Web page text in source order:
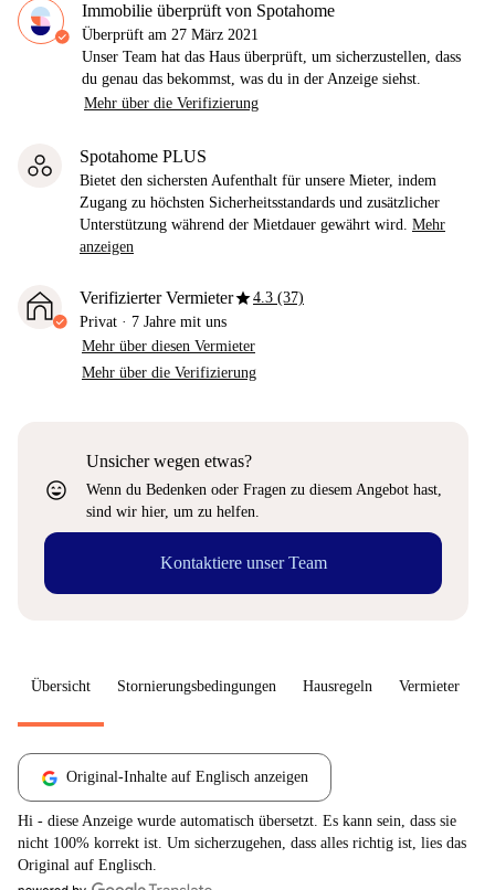
Immobilie überprüft von Spotahome
Überprüft am 27 März 2021
Unser Team hat das Haus überprüft, um sicherzustellen, dass
du genau das bekommst, was du in der Anzeige siehst.
Mehr über die Verifizierung
Spotahome PLUS
Bietet den sichersten Aufenthalt für unsere Mieter, indem
Zugang zu höchsten Sicherheitsstandards und zusätzlicher
Unterstützung während der Mietdauer gewährt wird. Mehr
anzeigen
Verifizierter Vermieterstar4.3 (37)
Privat · 7 Jahre mit uns
Mehr über diesen Vermieter
Mehr über die Verifizierung
sentiment_very_satisfied
Unsicher wegen etwas?
Wenn du Bedenken oder Fragen zu diesem Angebot hast,
sind wir hier, um zu helfen.
Kontaktiere unser Team
Übersicht Stornierungsbedingungen Hausregeln Vermieter
Original-Inhalte auf Englisch anzeigen
Hi - diese Anzeige wurde automatisch übersetzt. Es kann sein, dass sie
nicht 100% korrekt ist. Um sicherzugehen, dass alles richtig ist, lies das
Original auf Englisch.